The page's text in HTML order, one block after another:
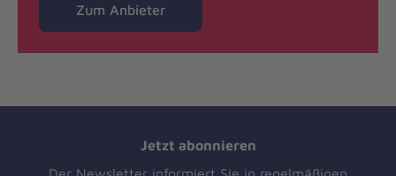
Zum Anbieter
Jetzt abonnieren